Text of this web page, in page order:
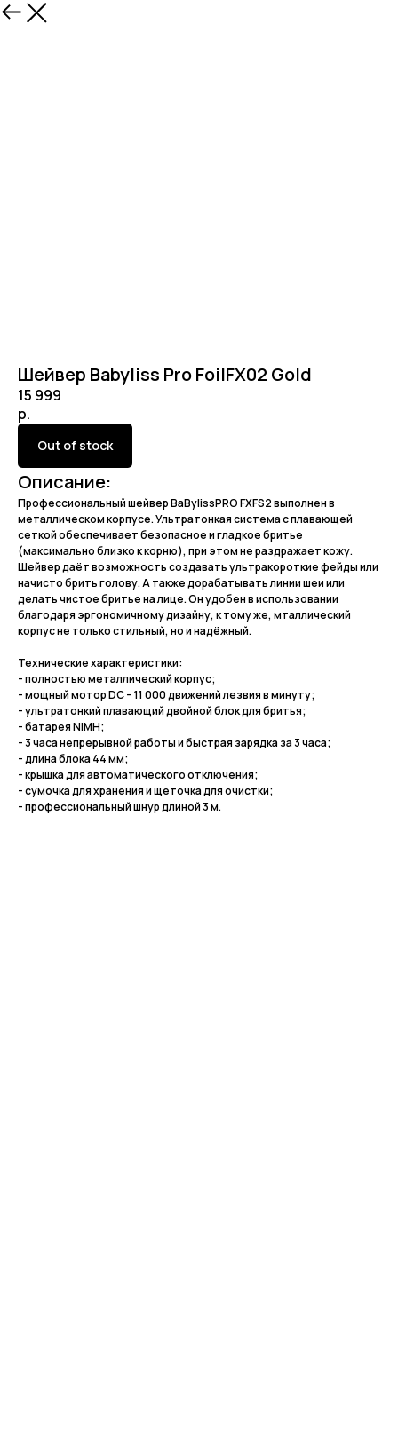
Шейвер Babyliss Pro FoilFX02 Gold
15 999
р.
Out of stock
Описание:
Профессиональный шейвер BaBylissPRO FXFS2 выполнен в
металлическом корпусе. Ультратонкая система с плавающей
сеткой обеспечивает безопасное и гладкое бритье
(максимально близко к корню), при этом не раздражает кожу.
Шейвер даёт возможность создавать ультракороткие фейды или
начисто брить голову. А также дорабатывать линии шеи или
делать чистое бритье на лице. Он удобен в использовании
благодаря эргономичному дизайну, к тому же, мталлический
корпус не только стильный, но и надёжный.
Технические характеристики:
- полностью металлический корпус;
- мощный мотор DC – 11 000 движений лезвия в минуту;
- ультратонкий плавающий двойной блок для бритья;
- батарея NiMH;
- 3 часа непрерывной работы и быстрая зарядка за 3 часа;
- длина блока 44 мм;
- крышка для автоматического отключения;
- сумочка для хранения и щеточка для очистки;
- профессиональный шнур длиной 3 м.